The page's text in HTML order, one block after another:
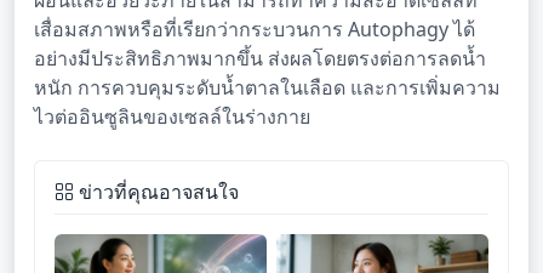
เสื่อมสภาพหรือที่เรียกว่ากระบวนการ Autophagy ได้
อย่างมีประสิทธิภาพมากขึ้น ส่งผลโดยตรงต่อการลดน้ำ
หนัก การควบคุมระดับน้ำตาลในเลือด และการเพิ่มความ
ไวต่ออินซูลินของเซลล์ในร่างกาย
ข่าวที่คุณอาจสนใจ